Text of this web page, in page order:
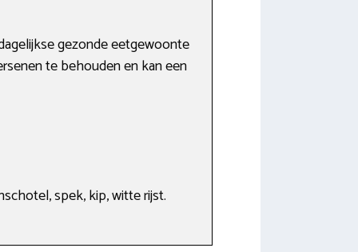
gezonde eetgewoonte
te behouden en kan een
spek, kip, witte rijst.